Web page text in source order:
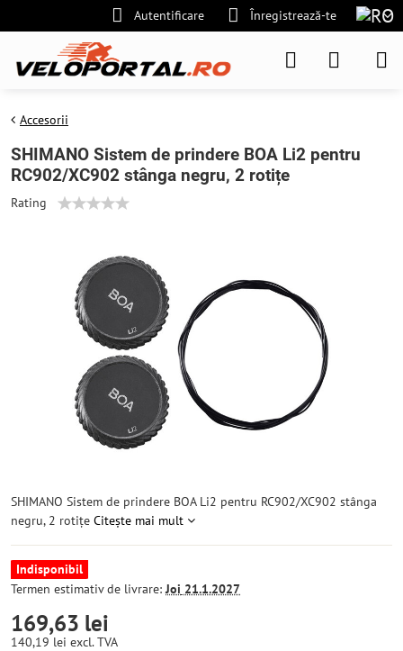
Autentificare Înregistrează-te
Accesorii
SHIMANO Sistem de prindere BOA Li2 pentru
RC902/XC902 stânga negru, 2 rotițe
Rating
SHIMANO Sistem de prindere BOA Li2 pentru RC902/XC902 stânga
negru, 2 rotițe Citește mai mult
Indisponibil
Termen estimativ de livrare:Joi 21.1.2027
169,63 lei
140,19 lei excl. TVA